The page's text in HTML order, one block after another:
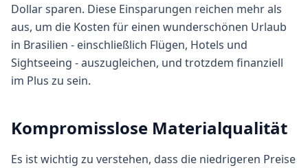
Dollar sparen. Diese Einsparungen reichen mehr als
aus, um die Kosten für einen wunderschönen Urlaub
in Brasilien - einschließlich Flügen, Hotels und
Sightseeing - auszugleichen, und trotzdem finanziell
im Plus zu sein.
Kompromisslose Materialqualität
Es ist wichtig zu verstehen, dass die niedrigeren Preise